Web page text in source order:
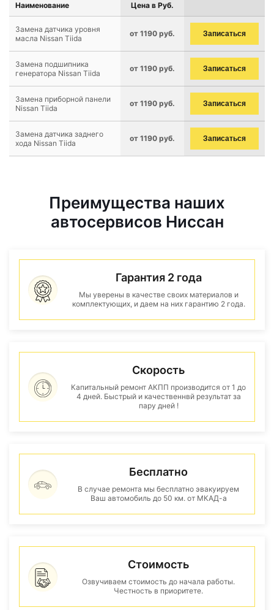
Наименование Цена в Руб.
Замена датчика уровня
масла Nissan Tiida
от 1190 руб. Записаться
Замена подшипника
генератора Nissan Tiida
от 1190 руб. Записаться
Замена приборной панели
Nissan Tiida
от 1190 руб. Записаться
Замена датчика заднего
хода Nissan Tiida
от 1190 руб. Записаться
Преимущества наших
автосервисов Ниссан
Гарантия 2 года
Мы уверены в качестве своих материалов и
комплектующих, и даем на них гарантию 2 года.
Скорость
Капитальный ремонт АКПП производится от 1 до
4 дней. Быстрый и качественнвй результат за
пару дней !
Бесплатно
В случае ремонта мы бесплатно эвакуируем
Ваш автомобиль до 50 км. от МКАД-а
Стоимость
Озвучиваем стоимость до начала работы.
Честность в приоритете.